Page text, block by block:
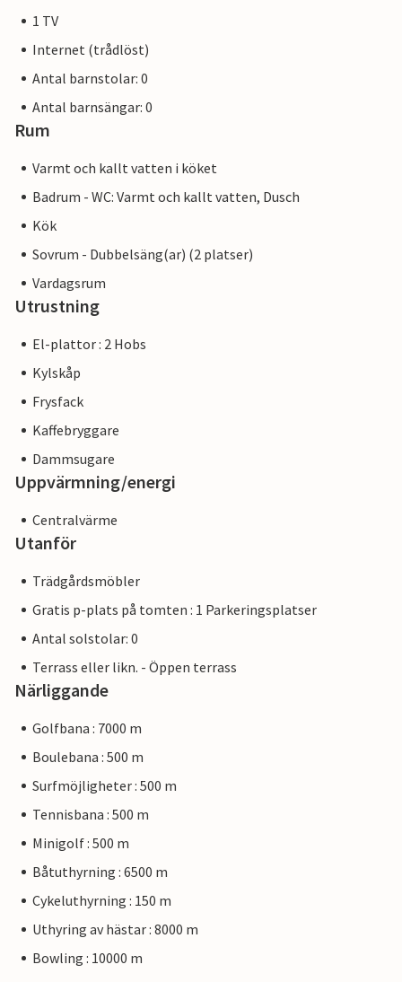
1 TV
Internet (trådlöst)
Antal barnstolar: 0
Antal barnsängar: 0
Rum
Varmt och kallt vatten i köket
Badrum - WC: Varmt och kallt vatten, Dusch
Kök
Sovrum - Dubbelsäng(ar) (2 platser)
Vardagsrum
Utrustning
El-plattor : 2 Hobs
Kylskåp
Frysfack
Kaffebryggare
Dammsugare
Uppvärmning/energi
Centralvärme
Utanför
Trädgårdsmöbler
Gratis p-plats på tomten : 1 Parkeringsplatser
Antal solstolar: 0
Terrass eller likn. - Öppen terrass
Närliggande
Golfbana : 7000 m
Boulebana : 500 m
Surfmöjligheter : 500 m
Tennisbana : 500 m
Minigolf : 500 m
Båtuthyrning : 6500 m
Cykeluthyrning : 150 m
Uthyring av hästar : 8000 m
Bowling : 10000 m